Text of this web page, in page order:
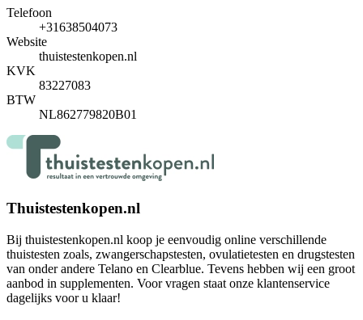
Telefoon
+31638504073
Website
thuistestenkopen.nl
KVK
83227083
BTW
NL862779820B01
Thuistestenkopen.nl
Bij thuistestenkopen.nl koop je eenvoudig online verschillende
thuistesten zoals, zwangerschapstesten, ovulatietesten en drugstesten
van onder andere Telano en Clearblue. Tevens hebben wij een groot
aanbod in supplementen. Voor vragen staat onze klantenservice
dagelijks voor u klaar!